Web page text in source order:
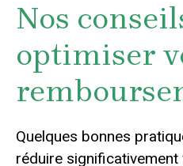
Nos
optimiser
Quelques bonnes
réduire